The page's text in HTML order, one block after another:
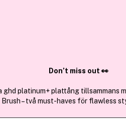
Don’t miss out 👀
ghd platinum+ plattång tillsammans
Brush – två must-haves för flawless